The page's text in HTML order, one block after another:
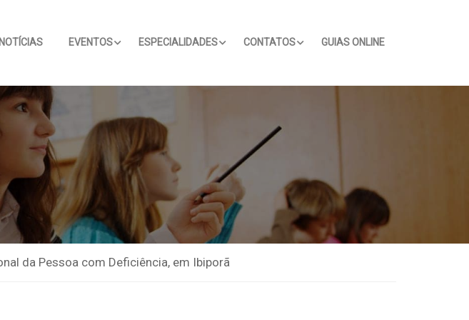
NOTÍCIAS EVENTOS ESPECIALIDADES CONTATOS GUIAS ONLINE
da Pessoa com Deficiência, em Ibiporã